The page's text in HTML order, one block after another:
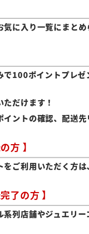
に入り一覧にまとめ
で100ポイントプレ
だけます！
イントの確認、配送
方 】
をご利用いただく方
了の方 】
列店舗やジュエリ